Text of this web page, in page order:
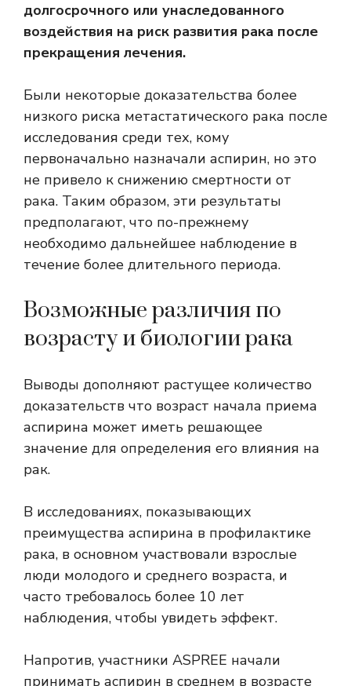
долгосрочного или унаследованного
воздействия на риск развития рака после
прекращения лечения.
Были некоторые доказательства более
низкого риска метастатического рака после
исследования среди тех, кому
первоначально назначали аспирин, но это
не привело к снижению смертности от
рака. Таким образом, эти результаты
предполагают, что по-прежнему
необходимо дальнейшее наблюдение в
течение более длительного периода.
Возможные различия по
возрасту и биологии рака
Выводы дополняют растущее количество
доказательств что возраст начала приема
аспирина может иметь решающее
значение для определения его влияния на
рак.
В исследованиях, показывающих
преимущества аспирина в профилактике
рака, в основном участвовали взрослые
люди молодого и среднего возраста, и
часто требовалось более 10 лет
наблюдения, чтобы увидеть эффект.
Напротив, участники ASPREE начали
принимать аспирин в среднем в возрасте